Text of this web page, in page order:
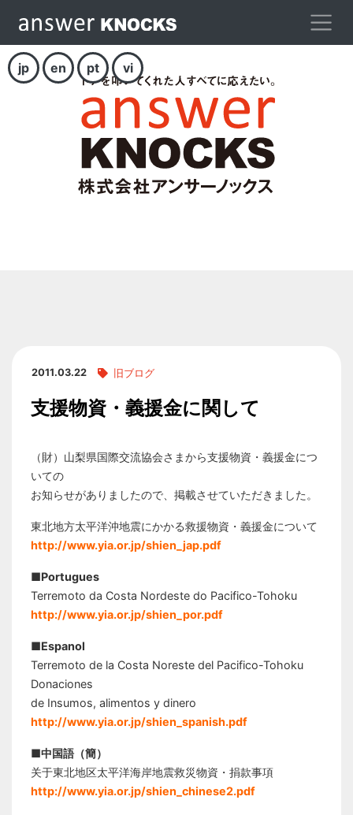
jp en pt vi
2011.03.22 旧ブログ
支援物資・義援金に関して
（財）山梨県国際交流協会さまから支援物資・義援金につ
いての
お知らせがありましたので、掲載させていただきました。
東北地方太平洋沖地震にかかる救援物資・義援金について
http://www.yia.or.jp/shien_jap.pdf
■Portugues
Terremoto da Costa Nordeste do Pacifico-Tohoku
http://www.yia.or.jp/shien_por.pdf
■Espanol
Terremoto de la Costa Noreste del Pacifico-Tohoku
Donaciones
de Insumos, alimentos y dinero
http://www.yia.or.jp/shien_spanish.pdf
■中国語（簡）
关于東北地区太平洋海岸地震救災物資・捐款事項
http://www.yia.or.jp/shien_chinese2.pdf